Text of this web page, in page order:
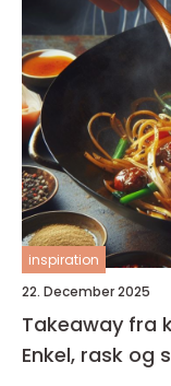
inspiration
22. December 2025
Takeaway fra
Enkel, rask og